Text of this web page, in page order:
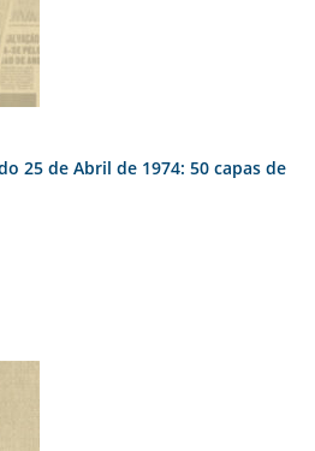
25 de Abril de 1974: 50 capas de